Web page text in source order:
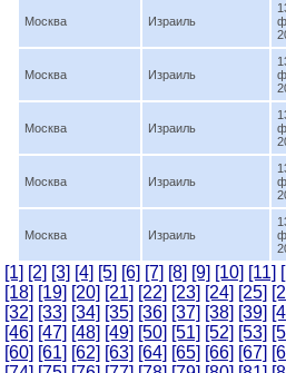
Москва Израиль
Москва Израиль
Москва Израиль
Москва Израиль
Москва Израиль
[1] [2] [3] [4] [5] [6] [7] [8] [9] [10] [11]
[18] [19] [20] [21] [22] [23] [24] [25]
[32] [33] [34] [35] [36] [37] [38] [39]
[46] [47] [48] [49] [50] [51] [52] [53]
[60] [61] [62] [63] [64] [65] [66] [67]